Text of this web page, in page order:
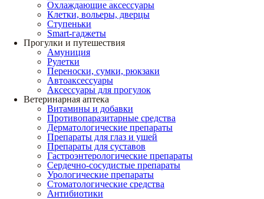
Охлаждающие аксессуары
Клетки, вольеры, дверцы
Ступеньки
Smart-гаджеты
Прогулки и путешествия
Амуниция
Рулетки
Переноски, сумки, рюкзаки
Автоаксессуары
Аксессуары для прогулок
Ветеринарная аптека
Витамины и добавки
Противопаразитарные средства
Дерматологические препараты
Препараты для глаз и ушей
Препараты для суставов
Гастроэнтерологические препараты
Сердечно-сосудистые препараты
Урологические препараты
Стоматологические средства
Антибиотики